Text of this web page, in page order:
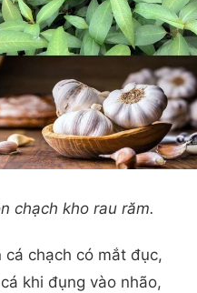
chạch kho rau răm.
cá chạch có mắt đục,
khi đụng vào nhão,